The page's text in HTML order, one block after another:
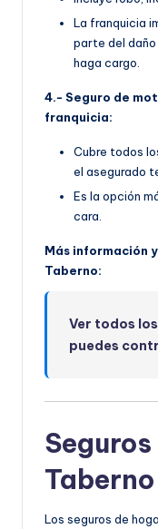
La franquicia
parte del daño
haga cargo.
4.- Seguro de
franquicia:
Cubre todos
el asegurado
Es la opción
cara.
Más información
Taberno:
Ver todos
puedes
Taberno
Los seguros de